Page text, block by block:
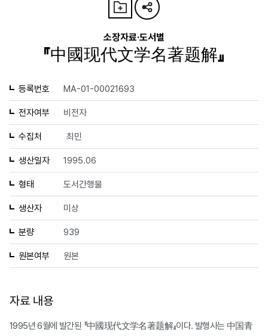
소장자료·도서별
『中國现代文学名著题解』
등록번호 MA-01-00021693
전자여부 비전자
수집처 최민
생산일자 1995.06
형태 도서간행물
생산자 미상
분량 939
원본여부 원본
자료 내용
1995년 6월에 발간된 『中國现代文学名著题解』이다. 발행사는 中国青